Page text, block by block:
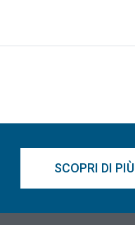
SCOPRI DI PIÙ